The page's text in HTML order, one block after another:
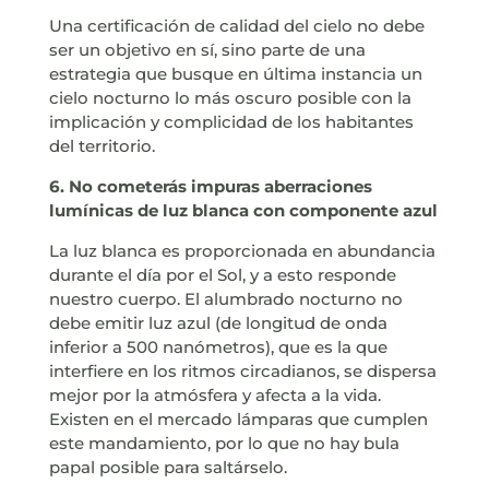
Una certificación de calidad del cielo no debe
ser un objetivo en sí, sino parte de una
estrategia que busque en última instancia un
cielo nocturno lo más oscuro posible con la
implicación y complicidad de los habitantes
del territorio.
6. No cometerás impuras aberraciones
lumínicas de luz blanca con componente azul
La luz blanca es proporcionada en abundancia
durante el día por el Sol, y a esto responde
nuestro cuerpo. El alumbrado nocturno no
debe emitir luz azul (de longitud de onda
inferior a 500 nanómetros), que es la que
interfiere en los ritmos circadianos, se dispersa
mejor por la atmósfera y afecta a la vida.
Existen en el mercado lámparas que cumplen
este mandamiento, por lo que no hay bula
papal posible para saltárselo.